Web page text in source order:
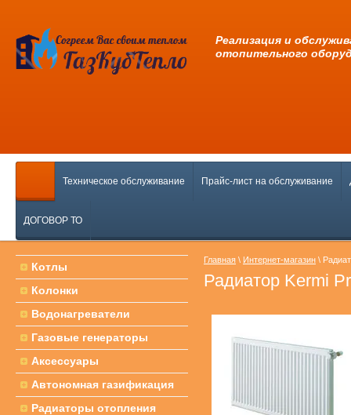
Pеализация и
отопительного
Техническое обслуживание Прайс-лист на обслуживание
ДОГОВОР ТО
Котлы
Колонки
Водонагреватели
Газовые генераторы
Аксессуары
Автономная газификация
Радиаторы отопления
Главная \ Интернет-магазин \
Радиатор Kermi